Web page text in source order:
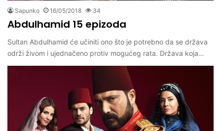
Sapunko 16/05/2018 34
Abdulhamid 15 epizoda
Sultan Abdulhamid će učiniti ono što je potrebno da se država
održi živom i ujednačeno protiv mogućeg rata. Država koja…